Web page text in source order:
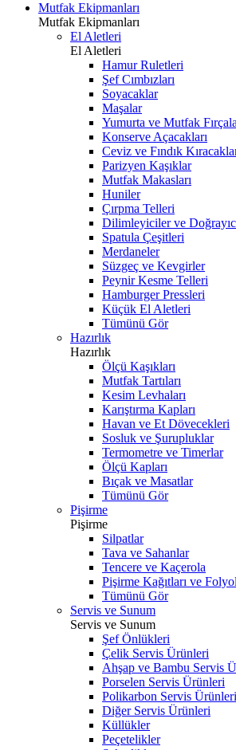
Mutfak Ekipmanları
Mutfak Ekipmanları
El Aletleri
El Aletleri
Hamur Ruletleri
Şef Cımbızları
Soyacaklar
Maşalar
Yumurta ve Mutfak
Konserve Açacakları
Ceviz ve Fındık
Parizyen Kaşıklar
Mutfak Makasları
Huniler
Çırpma Telleri
Dilimleyiciler ve
Spatula Çeşitleri
Merdaneler
Süzgeç ve Kevgirler
Peynir Kesme Telleri
Hamburger Pressleri
Küçük El Aletleri
Tümünü Gör
Hazırlık
Hazırlık
Ölçü Kaşıkları
Mutfak Tartıları
Kesim Levhaları
Karıştırma Kapları
Havan ve Et Dövecekleri
Sosluk ve Şurupluklar
Termometre ve Timerlar
Ölçü Kapları
Bıçak ve Masatlar
Tümünü Gör
Pişirme
Pişirme
Silpatlar
Tava ve Sahanlar
Tencere ve Kaçerola
Pişirme Kağıtları ve
Tümünü Gör
Servis ve Sunum
Servis ve Sunum
Şef Önlükleri
Çelik Servis Ürünleri
Ahşap ve Bambu Servis
Porselen Servis Ürünleri
Polikarbon Servis Ürünleri
Diğer Servis Ürünleri
Küllükler
Peçetelikler